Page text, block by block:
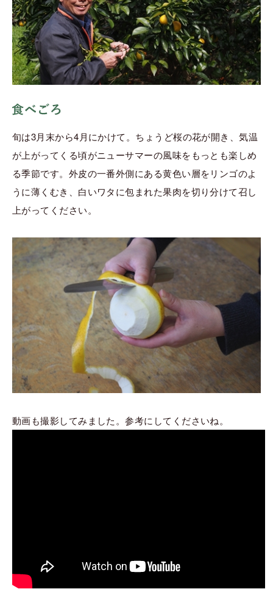
旬は3月末から4月にかけて。ちょうど桜の花が開き、気温
が上がってくる頃がニューサマーの風味をもっとも楽しめ
る季節です。外皮の一番外側にある黄色い層をリンゴのよ
うに薄くむき、白いワタに包まれた果肉を切り分けて召し
上がってください。
動画も撮影してみました。参考にしてくださいね。